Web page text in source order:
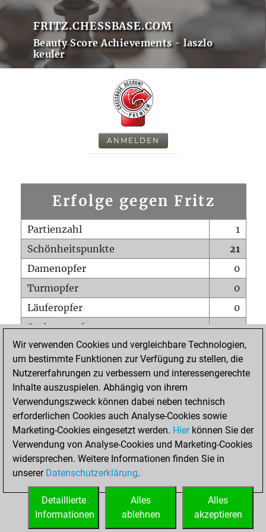
FRITZ.CHESSBASE.COM
Beauty Score Achievements - laszlo
keuler
ANMELDEN
Erfolge gegen Fritz
Partienzahl
1
Schönheitspunkte
21
Damenopfer
0
Turmopfer
0
Läuferopfer
0
Springeropfer
0
Bauernopfer
0
Matt auf vollem Brett
0
Bauer setzt Matt
Erstickte Matts
Unterverwandlungen
0
Türme auf der siebten
0
STARTSEITE
Wir verwenden Cookies und vergleichbare Technologien,
um bestimmte Funktionen zur Verfügung zu stellen, die
Nutzererfahrungen zu verbessern und interessengerechte
Inhalte auszuspielen. Abhängig von ihrem
Verwendungszweck können dabei neben technisch
erforderlichen Cookies auch Analyse-Cookies sowie
Marketing-Cookies eingesetzt werden. Hierkönnen Sie der
Verwendung von Analyse-Cookies und Marketing-Cookies
widersprechen. Weitere Informationen finden Sie in
unserer Datenschutzerklärung.
Alles
akzeptieren
Alles
ablehnen
Detaillierte
Informationen